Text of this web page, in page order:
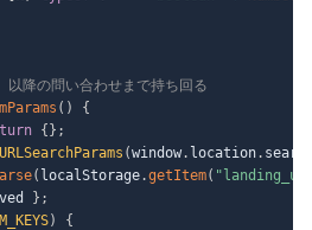
降の問い合わせまで持ち回る
( )
{
{ } ;
URLSearchParams (window. location.
( localStorage.getItem(
} ;
)
{